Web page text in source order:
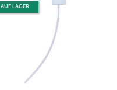
AUF LAGER